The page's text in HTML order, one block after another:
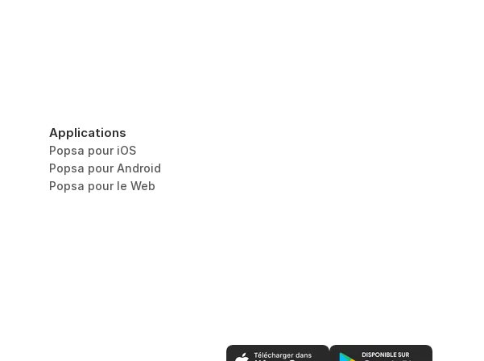
Applications
Popsa pour iOS
Popsa pour Android
Popsa pour le Web